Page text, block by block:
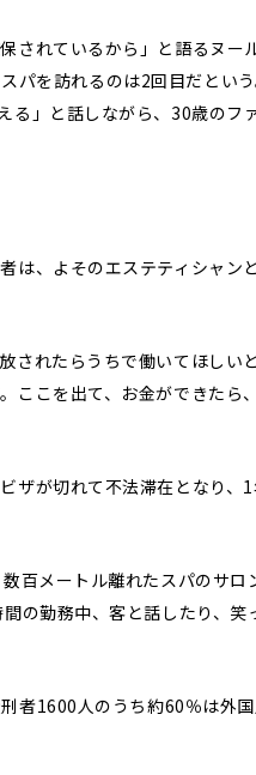
されているから」と語るヌー
を訪れるのは2回目だとい
る」と話しながら、30歳のフ
は、よそのエステティシャン
されたらうちで働いてほしい
ここを出て、お金ができたら
ザが切れて不法滞在となり、
メートル離れたスパのサロ
の勤務中、客と話したり、笑
者1600人のうち約60％は外国